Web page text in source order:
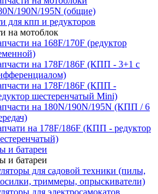
190N/195N (общие)
для кпп и редукторов
на мотоблок
на 168F/170F (редуктор
на 178F/186F (КПП - 3+1 с
на 178F/186F (КПП -
шестеренчатый Mini)
на 180N/190N/195N (КПП / 6
на 178F/186F (КПП - редуктор
и батареи
и батареи
для садовой техники (пилы,
триммеры, опрыскиватели)
для электросамокатов